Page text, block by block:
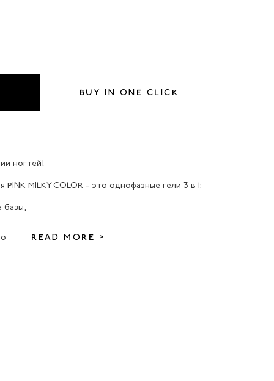
BUY IN ONE CLICK
ногтей!
MILKY COLOR - это однофазные гели 3 в 1:
базы,
READ MORE >